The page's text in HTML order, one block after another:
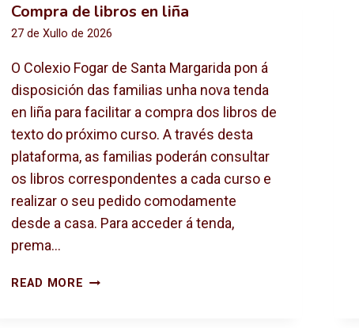
Compra de libros en liña
27 de Xullo de 2026
O Colexio Fogar de Santa Margarida pon á
disposición das familias unha nova tenda
en liña para facilitar a compra dos libros de
texto do próximo curso. A través desta
plataforma, as familias poderán consultar
os libros correspondentes a cada curso e
realizar o seu pedido comodamente
desde a casa. Para acceder á tenda,
prema…
READ MORE C